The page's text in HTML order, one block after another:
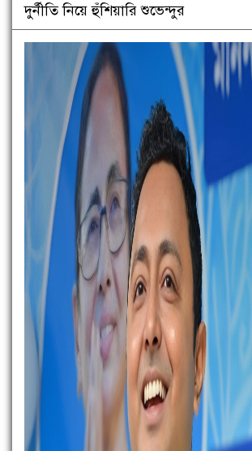
দুর্নীতি নিয়ে হুঁশিয়ারি শুভেন্দুর